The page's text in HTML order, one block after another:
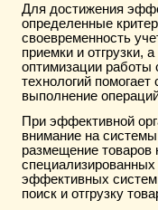
Для достижения
определенные
своевременность
приемки и отгрузки,
оптимизации работы
технологий
выполнение
При эффективной
внимание на
размещение товаров
специализированных
эффективных систем
поиск и отгрузку